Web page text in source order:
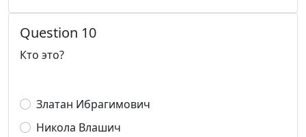
Question 10
Кто это?
Златан Ибрагимович
Никола Влашич